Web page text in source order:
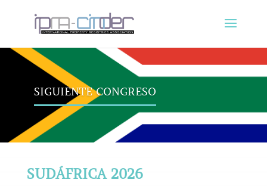
SIGUIENTE CONGRESO
SUDÁFRICA 2026